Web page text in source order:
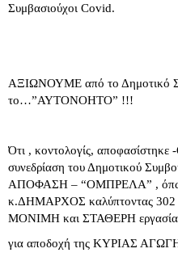
Συμβασιούχοι Covid.
ΑΞΙΩΝΟΥΜΕ από το Δημοτικό
το…”ΑΥΤΟΝΟΗΤΟ” !!!
Ότι , κοντολογίς,
συνεδρίαση του Δημοτικού
ΑΠΟΦΑΣΗ – “ΟΜΠΡΕΛΑ” , όπως
κ.ΔΗΜΑΡΧΟΣ καλύπτοντας 302
ΜΟΝΙΜΗ και ΣΤΑΘΕΡΗ εργασία ,
για αποδοχή της ΚΥΡΙΑΣ